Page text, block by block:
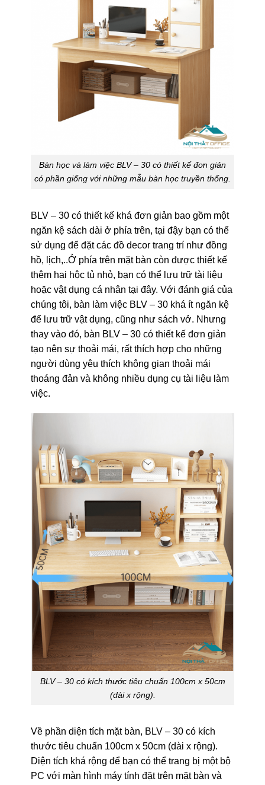
Bàn học và làm việc BLV – 30 có thiết kế đơn giản
có phần giống với những mẫu bàn học truyền thống.
BLV – 30 có thiết kế khá đơn giản bao gồm một
ngăn kệ sách dài ở phía trên, tại đậy bạn có thể
sử dụng để đặt các đồ decor trang trí như đồng
hồ, lịch,..Ở phía trên mặt bàn còn được thiết kế
thêm hai hộc tủ nhỏ, bạn có thể lưu trữ tài liệu
hoặc vật dụng cá nhân tại đây. Với đánh giá của
chúng tôi, bàn làm việc BLV – 30 khá ít ngăn kệ
để lưu trữ vật dụng, cũng như sách vở. Nhưng
thay vào đó, bàn BLV – 30 có thiết kế đơn giản
tạo nên sự thoải mái, rất thích hợp cho những
người dùng yêu thích không gian thoải mái
thoáng đản và không nhiều dụng cụ tài liệu làm
việc.
BLV – 30 có kích thước tiêu chuẩn 100cm x 50cm
(dài x rộng).
Về phần diện tích mặt bàn, BLV – 30 có kích
thước tiêu chuẩn 100cm x 50cm (dài x rộng).
Diện tích khá rộng để bạn có thể trang bị một bộ
PC với màn hình máy tính đặt trên mặt bàn và